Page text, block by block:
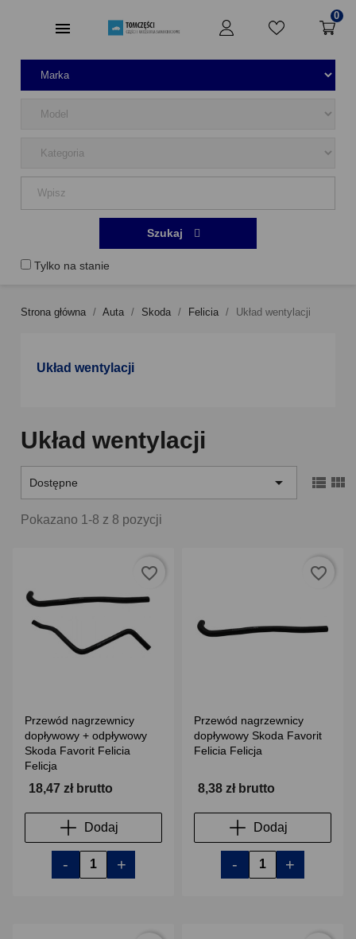
0
Tylko na stanie
Szukaj
Strona główna Auta Skoda Felicia Układ wentylacji
Układ wentylacji
Układ wentylacji
Dostępne   
Pokazano 1-8 z 8 pozycji
Przewód nagrzewnicy
dopływowy + odpływowy
Skoda Favorit Felicia
Felicja
18,47 zł brutto
Dodaj
- +
favorite_border
Przewód nagrzewnicy
dopływowy Skoda Favorit
Felicia Felicja
8,38 zł brutto
Dodaj
- +
favorite_border